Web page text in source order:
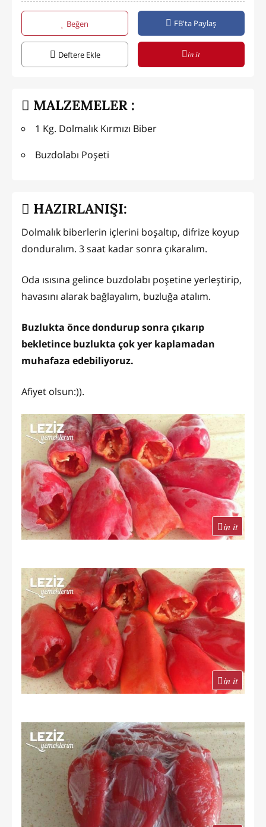
Beğen FB'ta Paylaş
Deftere Ekle in it
MALZEMELER :
1 Kg. Dolmalık Kırmızı Biber
Buzdolabı Poşeti
HAZIRLANIŞI:
Dolmalık biberlerin içlerini boşaltıp, difrize koyup
donduralım. 3 saat kadar sonra çıkaralım.
Oda ısısına gelince buzdolabı poşetine yerleştirip,
havasını alarak bağlayalım, buzluğa atalım.
Buzlukta önce dondurup sonra çıkarıp
bekletince buzlukta çok yer kaplamadan
muhafaza edebiliyoruz.
Afiyet olsun:)).
in it
in it